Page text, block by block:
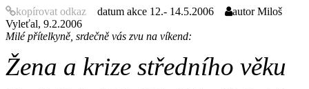
kopírovat odkaz datum akce 12.- 14.5.2006 autorMiloš
Vyleťal, 9.2.2006
Milé přítelkyně, srdečně vás zvu na víkend:
Žena a krize středního věku